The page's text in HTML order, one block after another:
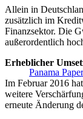
Allein in
zusätzlich im
Finanzsektor. Die
außerordentlich
Panama
Erheblicher
Im Februar 2016
weitere
erneute Änderung